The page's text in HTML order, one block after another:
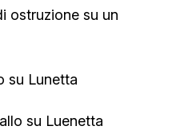
ostruzione su un
su Lunetta
su Luenetta